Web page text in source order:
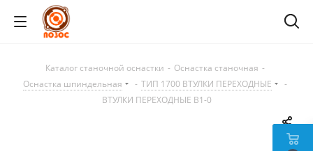
Каталог станочной оснастки - Оснастка станочная -
Оснастка шпиндельная
- ТИП 1700 ВТУЛКИ ПЕРЕХОДНЫЕ
-
ВТУЛКИ ПЕРЕХОДНЫЕ B1-0